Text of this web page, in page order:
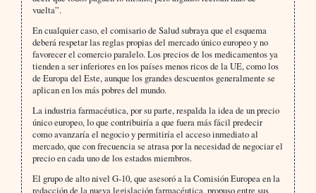
vuelta”.
En cualquier caso, el comisario de Salud subraya que el esquema
deberá respetar las reglas propias del mercado único europeo y no
favorecer el comercio paralelo. Los precios de los medicamentos ya
tienden a ser inferiores en los países menos ricos de la UE, como los
de Europa del Este, aunque los grandes descuentos generalmente se
aplican en los más pobres del mundo.
La industria farmacéutica, por su parte, respalda la idea de un precio
único europeo, lo que contribuiría a que fuera más fácil predecir
como avanzaría el negocio y permitiría el acceso inmediato al
mercado, que con frecuencia se atrasa por la necesidad de negociar el
precio en cada uno de los estados miembros.
El grupo de alto nivel G-10, que asesoró a la Comisión Europea en la
redacción de la nueva legislación farmacéutica, propuso entre sus